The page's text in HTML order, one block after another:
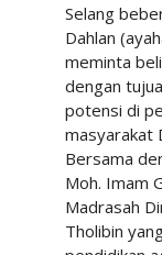
Selang
Dahlan
meminta
dengan
potensi di
masyarakat
Bersama
Moh. Imam
Madrasah
Tholibin